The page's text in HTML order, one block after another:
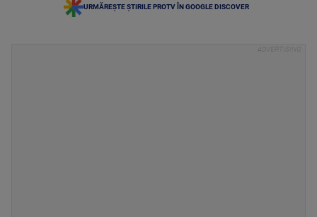
URMĂREȘTE ȘTIRILE PROTV ÎN GOOGLE DISCOVER